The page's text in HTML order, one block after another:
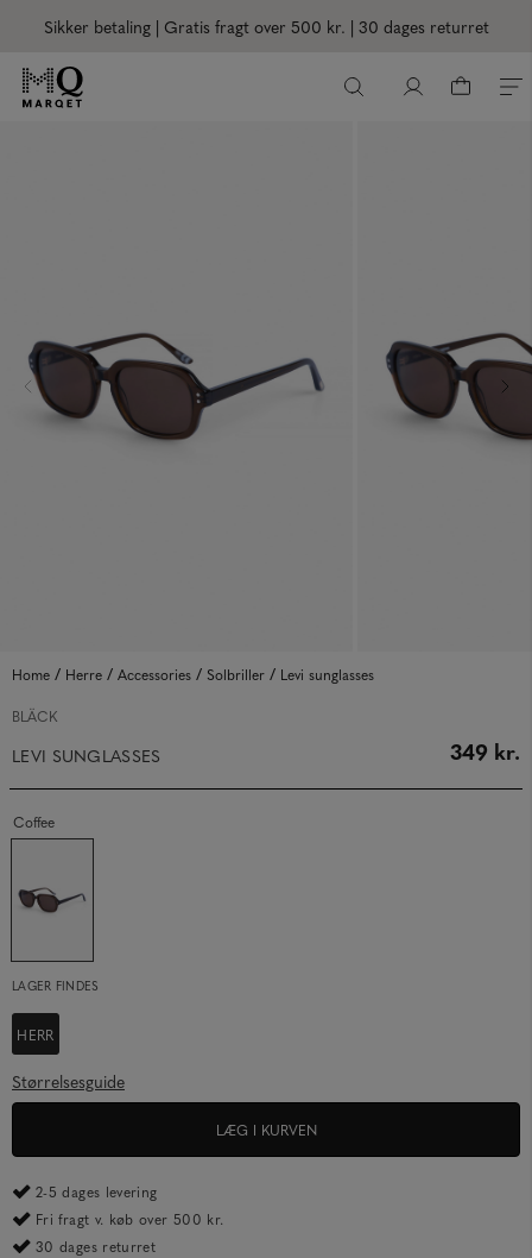
Sikker betaling | Gratis fragt over 500 kr. | 30 dages returret
Home / Herre / Accessories / Solbriller / Levi sunglasses
BLÄCK
LEVI SUNGLASSES 349 kr.
Coffee
LAGER FINDES
HERR
Størrelsesguide
LÆG I KURVEN
2-5 dages levering
Fri fragt v. køb over 500 kr.
30 dages returret